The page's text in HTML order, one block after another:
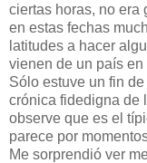
ciertas horas, no era
en estas fechas
latitudes a hacer
vienen de un país
Sólo estuve un fin
crónica fidedigna de
observe que es el
parece por
Me sorprendió ver